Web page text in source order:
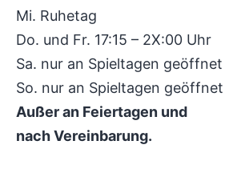
Mi. Ruhetag
Do. und Fr. 17:15 – 2X:00 Uhr
Sa. nur an Spieltagen geöffnet
So. nur an Spieltagen geöffnet
Außer an Feiertagen und
nach Vereinbarung.